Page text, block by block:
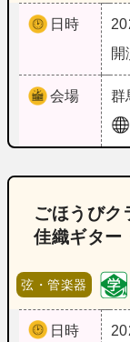
日時
開
会場 群
ごほうびク
佳織ギター
弦・管楽器
日時